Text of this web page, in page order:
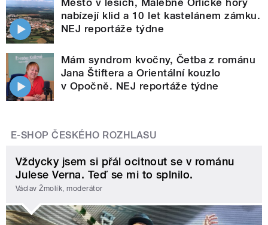
nabízejí klid a 10 let kastelánem zámku.
NEJ reportáže týdne
Mám syndrom kvočny, Četba z románu
Jana Štiftera a Orientální kouzlo
v Opočně. NEJ reportáže týdne
E-SHOP ČESKÉHO ROZHLASU
Vždycky jsem si přál ocitnout se v románu
Julese Verna. Teď se mi to splnilo.
Václav Žmolík, moderátor